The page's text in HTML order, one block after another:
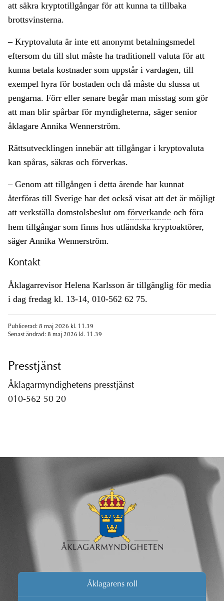
att säkra kryptotillgångar för att kunna ta tillbaka
brottsvinsterna.
– Kryptovaluta är inte ett anonymt betalningsmedel
eftersom du till slut måste ha traditionell valuta för att
kunna betala kostnader som uppstår i vardagen, till
exempel hyra för bostaden och då måste du slussa ut
pengarna. Förr eller senare begår man misstag som gör
att man blir spårbar för myndigheterna, säger senior
åklagare Annika Wennerström.
Rättsutvecklingen innebär att tillgångar i kryptovaluta
kan spåras, säkras och förverkas.
– Genom att tillgången i detta ärende har kunnat
återföras till Sverige har det också visat att det är möjligt
att verkställa domstolsbeslut om förverkande och föra
hem tillgångar som finns hos utländska kryptoaktörer,
säger Annika Wennerström.
Kontakt
Åklagarrevisor Helena Karlsson är tillgänglig för media
i dag fredag kl. 13-14, 010-562 62 75.
Publicerad: 8 maj 2026 kl. 11.39
Senast ändrad: 8 maj 2026 kl. 11.39
Presstjänst
Åklagarmyndighetens presstjänst
010-562 50 20
Åklagarens roll